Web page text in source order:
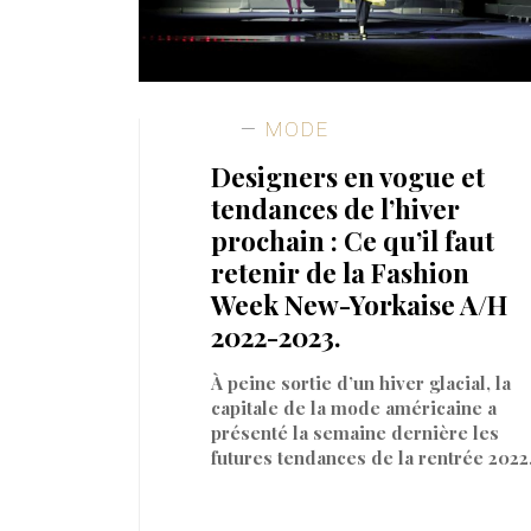
MODE
Designers en vogue et
tendances de l’hiver
prochain : Ce qu’il faut
retenir de la Fashion
Week New-Yorkaise A/H
2022-2023.
À peine sortie d’un hiver glacial, la
capitale de la mode américaine a
présenté la semaine dernière les
futures tendances de la rentrée